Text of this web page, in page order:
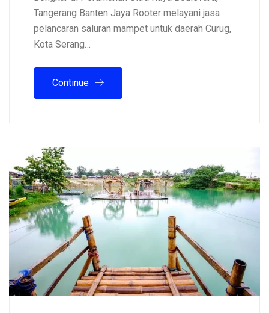
Tangerang Banten Jaya Rooter melayani jasa
pelancaran saluran mampet untuk daerah Curug,
Kota Serang…
Continue